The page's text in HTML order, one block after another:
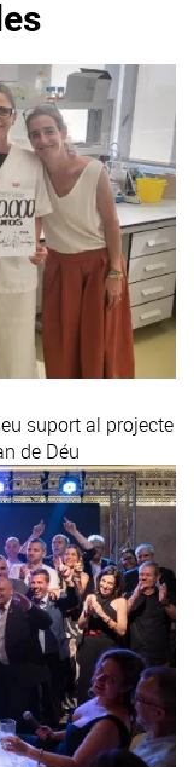
suport al projecte
de Déu